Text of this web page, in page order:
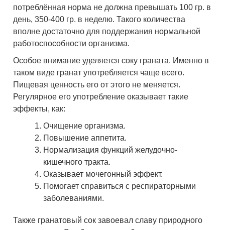
потреблённая норма не должна превышать 100 гр. в
день, 350-400 гр. в неделю. Такого количества
вполне достаточно для поддержания нормальной
работоспособности организма.
Особое внимание уделяется соку граната. Именно в
таком виде гранат употребляется чаще всего.
Пищевая ценность его от этого не меняется.
Регулярное его употребление оказывает такие
эффекты, как:
Очищение организма.
Повышение аппетита.
Нормализация функций желудочно-
кишечного тракта.
Оказывает мочегонный эффект.
Помогает справиться с респираторными
заболеваниями.
Также гранатовый сок завоевал славу природного